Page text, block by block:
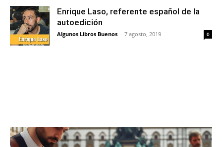
Enrique Laso, referente español de la
autoedición
Algunos Libros Buenos - 7 agosto, 2019 0